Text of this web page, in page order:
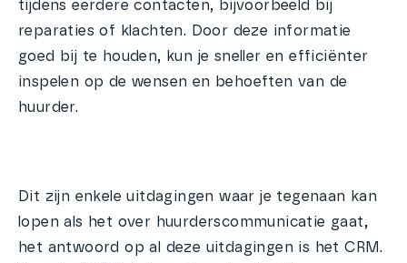
tijdens eerdere contacten, bijvoorbeeld bij
reparaties of klachten. Door deze informatie
goed bij te houden, kun je sneller en efficiënter
inspelen op de wensen en behoeften van de
huurder.
Dit zijn enkele uitdagingen waar je tegenaan kan
lopen als het over huurderscommunicatie gaat,
het antwoord op al deze uitdagingen is het CRM.